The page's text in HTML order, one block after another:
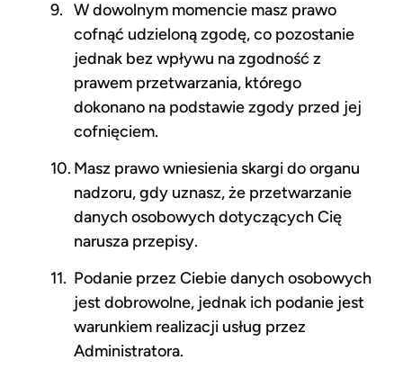
W dowolnym momencie masz prawo
cofnąć udzieloną zgodę, co pozostanie
jednak bez wpływu na zgodność z
prawem przetwarzania, którego
dokonano na podstawie zgody przed jej
cofnięciem.
Masz prawo wniesienia skargi do organu
nadzoru, gdy uznasz, że przetwarzanie
danych osobowych dotyczących Cię
narusza przepisy.
Podanie przez Ciebie danych osobowych
jest dobrowolne, jednak ich podanie jest
warunkiem realizacji usług przez
Administratora.